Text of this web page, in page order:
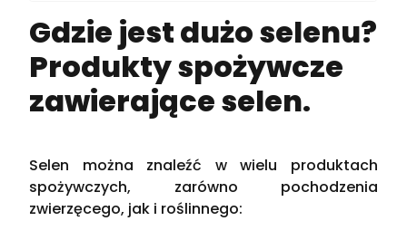
Gdzie jest dużo selenu?
Produkty spożywcze
zawierające selen.
Selen można znaleźć w wielu produktach
spożywczych, zarówno pochodzenia
zwierzęcego, jak i roślinnego: